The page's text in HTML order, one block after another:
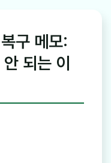
구 메모:
되는 이